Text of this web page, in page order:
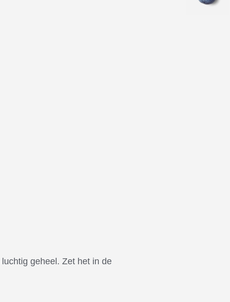
geheel. Zet het in de